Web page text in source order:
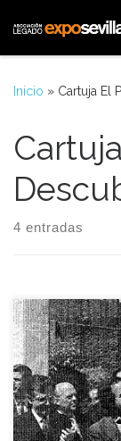
Saltar al
Inicio » Cartuja El
4 entradas
Tal día como
puertas el
Lago de España